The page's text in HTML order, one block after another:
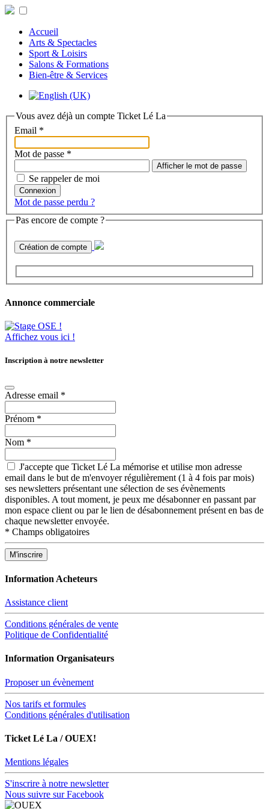
Accueil
Arts & Spectacles
Sport & Loisirs
Salons & Formations
Bien-être & Services
Vous avez déjà un compte Ticket Lé La
Email *
Mot de passe *
Afficher le mot de passe
Se rappeler de moi
Connexion
Mot de passe perdu ?
Pas encore de compte ?
Création de compte
Annonce commerciale
Affichez vous ici !
Inscription à notre newsletter
Adresse email *
Prénom *
Nom *
J'accepte que Ticket Lé La mémorise et utilise mon adresse
email dans le but de m'envoyer régulièrement (1 à 4 fois par mois)
ses newsletters présentant une sélection de ses évènements
disponibles. A tout moment, je peux me désabonner en passant par
mon espace client ou par le lien de désabonnement présent en bas de
chaque newsletter envoyée.
* Champs obligatoires
Information Acheteurs
Assistance client
Conditions générales de vente
Politique de Confidentialité
Information Organisateurs
Proposer un évènement
Nos tarifs et formules
Conditions générales d'utilisation
Ticket Lé La / OUEX!
Mentions légales
S'inscrire à notre newsletter
Nous suivre sur Facebook